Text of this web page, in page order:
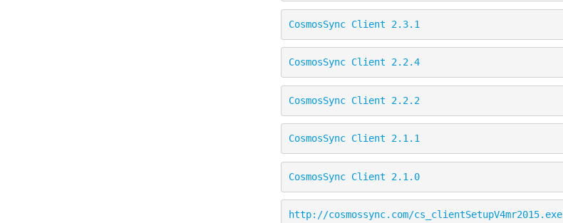
CosmosSync Client 2.3.1
CosmosSync Client 2.2.4
CosmosSync Client 2.2.2
CosmosSync Client 2.1.1
CosmosSync Client 2.1.0
http://cosmossync.com/cs_clientSetupV4mr2015.exe